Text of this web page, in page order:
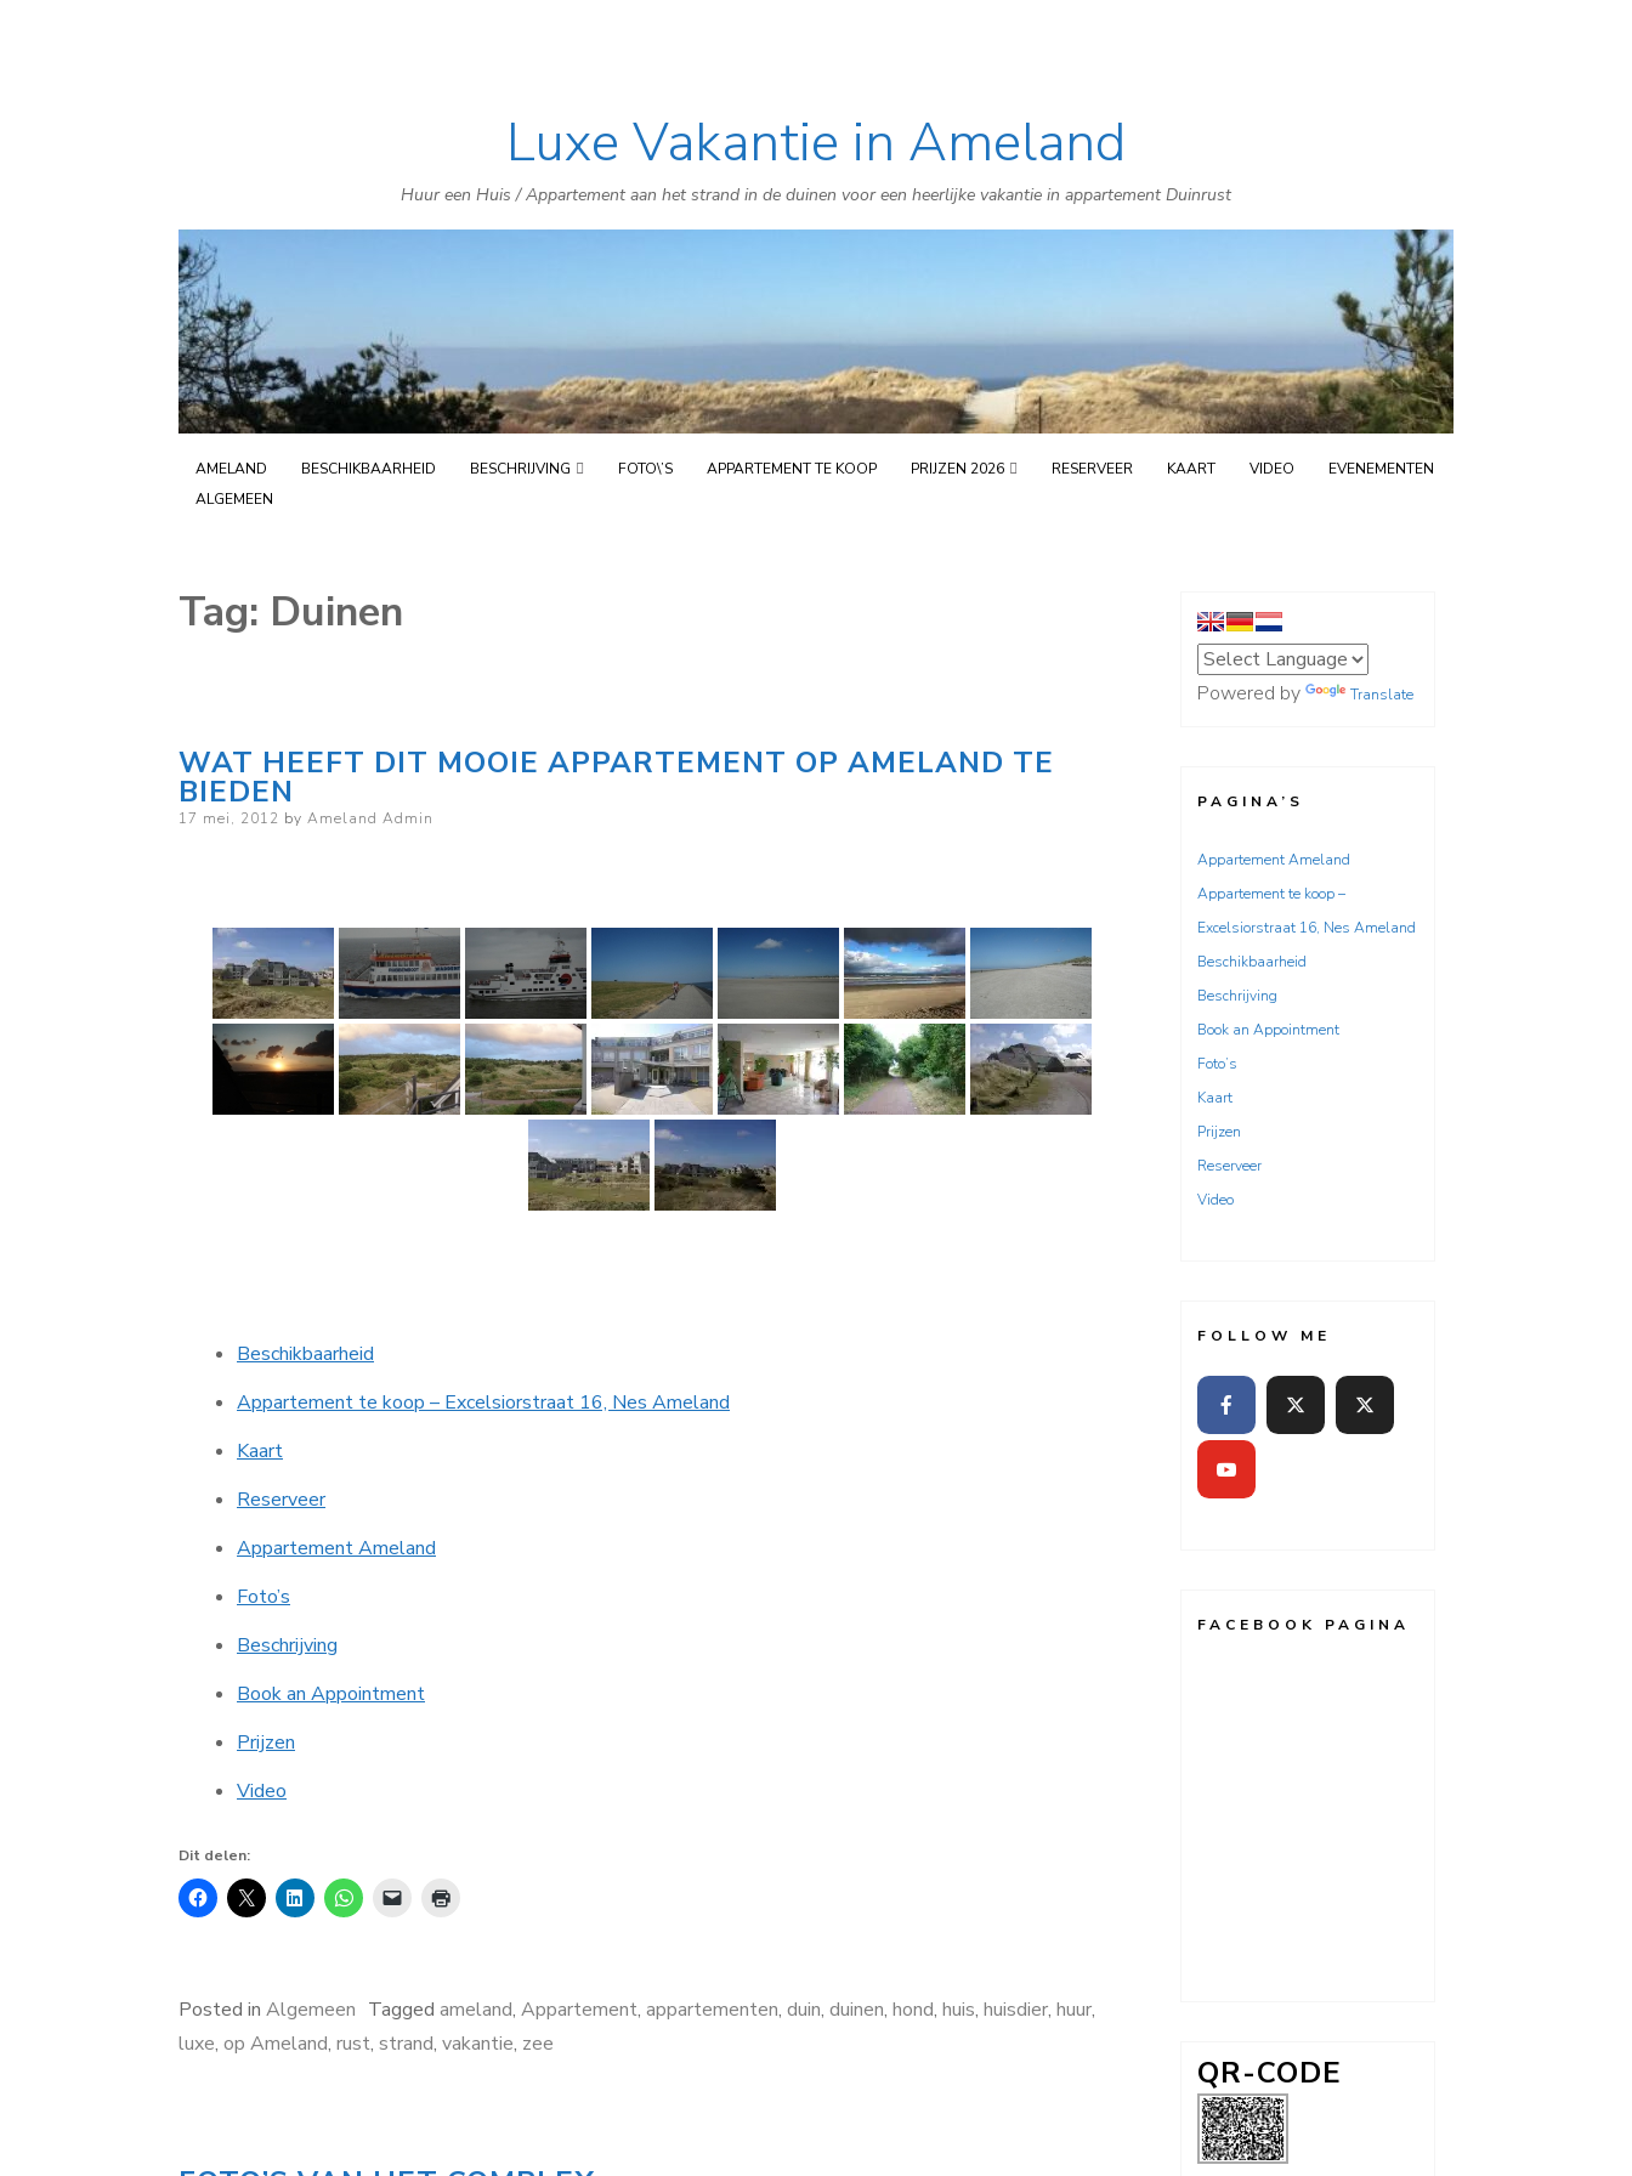
Skip
to
content
Luxe Vakantie in Ameland
Huur een Huis / Appartement aan het strand in de duinen voor een heerlijke vakantie in appartement Duinrust
AMELAND BESCHIKBAARHEID BESCHRIJVING FOTO\’S APPARTEMENT TE KOOP PRIJZEN 2026 RESERVEER KAART VIDEO
EVENEMENTEN
ALGEMEEN
Tag: Duinen
WAT HEEFT DIT MOOIE APPARTEMENT OP AMELAND TE
BIEDEN
Posted
17 mei, 2012 by Ameland Admin
Beschikbaarheid
Appartement te koop – Excelsiorstraat 16, Nes Ameland
Kaart
Reserveer
Appartement Ameland
Foto’s
Beschrijving
Book an Appointment
Prijzen
Video
Dit delen:
Posted in Algemeen Tagged ameland, Appartement, appartementen, duin, duinen, hond, huis, huisdier, huur,
luxe, op Ameland, rust, strand, vakantie, zee
Powered by Translate
PAGINA’S
Appartement Ameland
Appartement te koop –
Excelsiorstraat 16, Nes Ameland
Beschikbaarheid
Beschrijving
Book an Appointment
Foto’s
Kaart
Prijzen
Reserveer
Video
FOLLOW ME
FACEBOOK PAGINA
QR-CODE